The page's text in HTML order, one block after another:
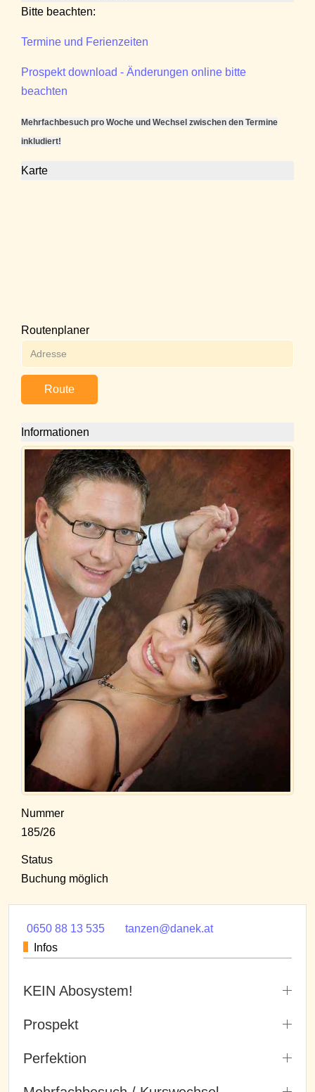
Bitte beachten:
Termine und Ferienzeiten
Prospekt download - Änderungen online bitte
beachten
Mehrfachbesuch pro Woche und Wechsel zwischen den Termine
inkludiert!
Karte
Routenplaner
Route
Informationen
Nummer
185/26
Status
Buchung möglich
0650 88 13 535
tanzen@danek.at
Infos
KEIN Abosystem!
Prospekt
Perfektion